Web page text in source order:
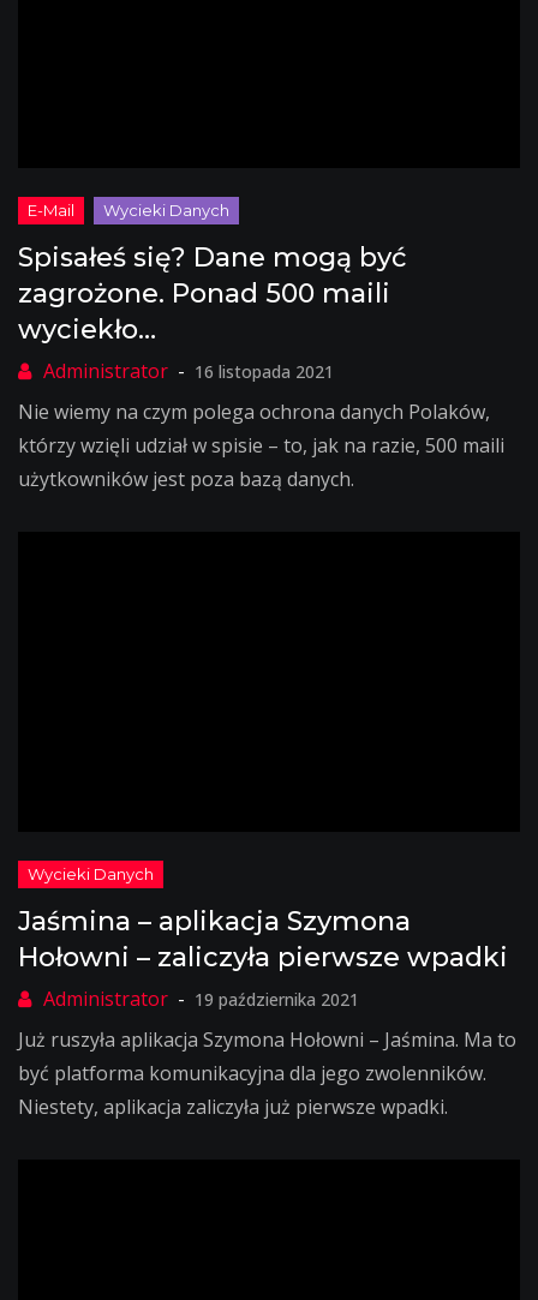
Spisałeś się? Dane mogą być
zagrożone. Ponad 500 maili
wyciekło…
16 listopada 2021
Nie wiemy na czym polega ochrona danych Polaków,
którzy wzięli udział w spisie – to, jak na razie, 500 maili
użytkowników jest poza bazą danych.
Jaśmina – aplikacja Szymona
Hołowni – zaliczyła pierwsze wpadki
19 października 2021
Już ruszyła aplikacja Szymona Hołowni – Jaśmina. Ma to
być platforma komunikacyjna dla jego zwolenników.
Niestety, aplikacja zaliczyła już pierwsze wpadki.